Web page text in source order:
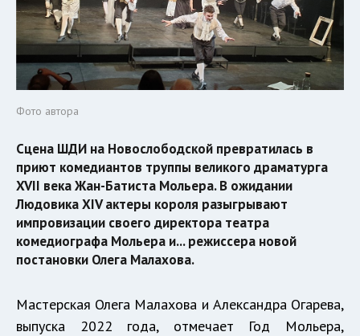
Фото автора
Сцена ШДИ на Новослободской превратилась в
приют комедиантов труппы великого драматурга
XVII века Жан-Батиста Мольера. В ожидании
Людовика XIV актеры короля разыгрывают
импровизации своего директора театра
комедиографа Мольера и... режиссера новой
постановки Олега Малахова.
Мастерская Олега Малахова и Александра Огарева,
выпуска 2022 года, отмечает Год Мольера,